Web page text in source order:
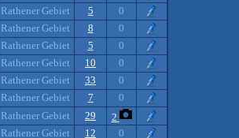
Rathener Gebiet 5
0
Rathener Gebiet 8
0
Rathener Gebiet 5
0
Rathener Gebiet 10
0
Rathener Gebiet 33
0
Rathener Gebiet 7
0
Rathener Gebiet 29
2
Rathener Gebiet 12
0